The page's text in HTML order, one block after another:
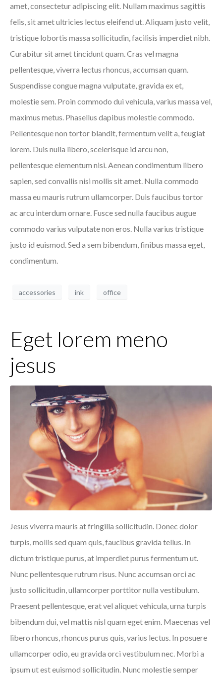
amet, consectetur adipiscing elit. Nullam maximus sagittis
felis, sit amet ultricies lectus eleifend ut. Aliquam justo velit,
tristique lobortis massa sollicitudin, facilisis imperdiet nibh.
Curabitur sit amet tincidunt quam. Cras vel magna
pellentesque, viverra lectus rhoncus, accumsan quam.
Suspendisse congue magna vulputate, gravida ex et,
molestie sem. Proin commodo dui vehicula, varius massa vel,
maximus metus. Phasellus dapibus molestie commodo.
Pellentesque non tortor blandit, fermentum velit a, feugiat
lorem. Duis nulla libero, scelerisque id arcu non,
pellentesque elementum nisi. Aenean condimentum libero
sapien, sed convallis nisi mollis sit amet. Nulla commodo
massa eu mauris rutrum ullamcorper. Duis faucibus tortor
ac arcu interdum ornare. Fusce sed nulla faucibus augue
commodo varius vulputate non eros. Nulla varius tristique
justo id euismod. Sed a sem bibendum, finibus massa eget,
condimentum.
accessories ink office
Eget lorem meno
jesus
Jesus viverra mauris at fringilla sollicitudin. Donec dolor
turpis, mollis sed quam quis, faucibus gravida tellus. In
dictum tristique purus, at imperdiet purus fermentum ut.
Nunc pellentesque rutrum risus. Nunc accumsan orci ac
justo sollicitudin, ullamcorper porttitor nulla vestibulum.
Praesent pellentesque, erat vel aliquet vehicula, urna turpis
bibendum dui, vel mattis nisl quam eget enim. Maecenas vel
libero rhoncus, rhoncus purus quis, varius lectus. In posuere
ullamcorper odio, eu gravida orci vestibulum nec. Morbi a
ipsum ut est euismod sollicitudin. Nunc molestie semper